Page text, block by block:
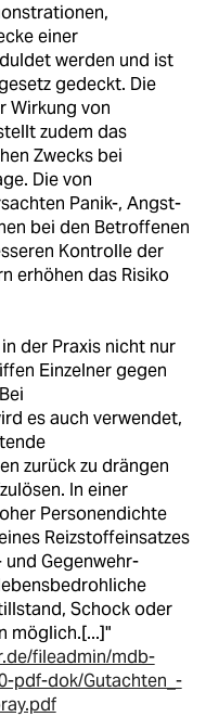
einer
werden und ist
gedeckt. Die
Wirkung von
zudem das
Zwecks bei
Die von
Panik-, Angst-
bei den Betroffenen
Kontrolle der
erhöhen das Risiko
der Praxis nicht nur
Einzelner gegen
es auch verwendet,
zurück zu drängen
In einer
Personendichte
Reizstoffeinsatzes
und Gegenwehr-
Schock oder
möglich.[...]"
fileadmin/mdb-
pdf-dok/Gutachten_-